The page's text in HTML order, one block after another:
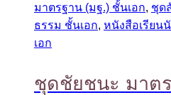
มาตรฐาน (มฐ.) ชั้นเอก, ชุด
ธรรม ชั้นเอก, หนังสือเรียน
เอก
ชุดชัยชนะ มาต